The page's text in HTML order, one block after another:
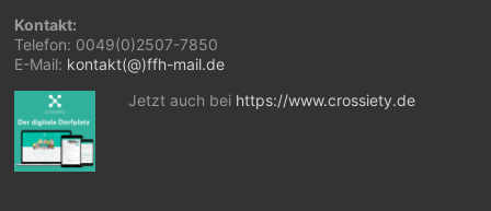
Kontakt:
Telefon: 0049(0)2507-7850
E-Mail: kontakt(@)ffh-mail.de
Jetzt auch bei https://www.crossiety.de